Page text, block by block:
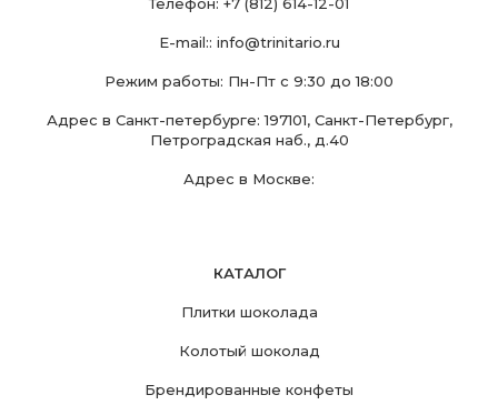
E-mail:: info@trinitario.ru
Режим работы: Пн-Пт с 9:30 до 18:00
Адрес в Санкт-петербурге: 197101, Санкт-Петербург,
Петроградская наб., д.40
Адрес в Москве:
КАТАЛОГ
Плитки шоколада
Колотый шоколад
Брендированные конфеты